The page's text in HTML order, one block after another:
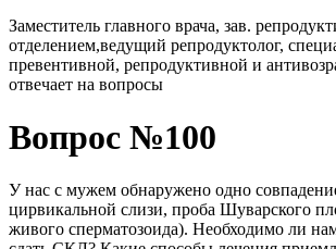
Заместитель главного врача, зав.
отделением,ведущий репродуктолог,
превентивной, репродуктивной и
отвечает на вопросы
Вопрос №100
У нас с мужем обнаружено одно
цирвикальной слизи, проба Шуварского
живого сперматозоида). Необходимо ли